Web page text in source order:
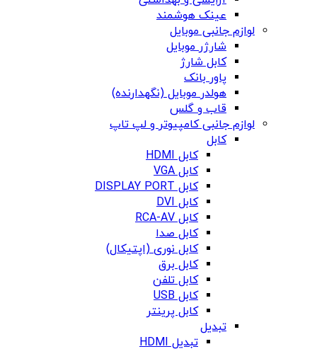
عینک هوشمند
لوازم جانبی موبایل
شارژر موبایل
کابل شارژ
پاور بانک
هولدر موبایل (نگهدارنده)
قاب و گلس
لوازم جانبی کامپیوتر و لپ تاپ
کابل
کابل HDMI
کابل VGA
کابل DISPLAY PORT
کابل DVI
کابل RCA-AV
کابل صدا
کابل نوری (اپتیکال)
کابل برق
کابل تلفن
کابل USB
کابل پرینتر
تبدیل
تبدیل HDMI